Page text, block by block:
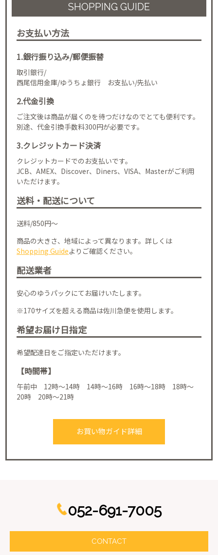
SHOPPING GUIDE
お支払い方法
1.銀行振り込み/郵便振替
取引銀行/
西尾信用金庫/ゆうちょ銀行 お支払い/先払い
2.代金引換
ご注文後は商品が届くのを待つだけなのでとても便利です。
別途、代金引換手数料300円が必要です。
3.クレジットカード決済
クレジットカードでのお支払いです。
JCB、AMEX、Discover、Diners、VISA、Masterがご利用
いただけます。
送料・配送について
送料/850円～
商品の大きさ、地域によって異なります。詳しくは
Shopping Guideよりご確認ください。
配送業者
安心のゆうパックにてお届けいたします。
※170サイズを超える商品は佐川急便を使用します。
希望お届け日指定
希望配達日をご指定いただけます。
【時間帯】
午前中 12時～14時 14時～16時 16時～18時 18時～
20時 20時～21時
お買い物ガイド詳細
052-691-7005
CONTACT